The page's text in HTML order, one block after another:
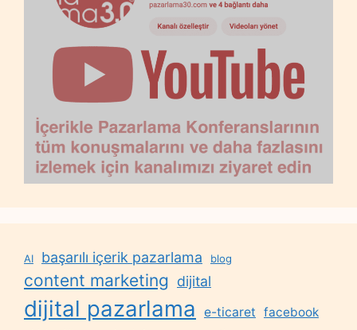
AI başarılı içerik pazarlama blog
content marketing dijital
dijital pazarlama e-ticaret facebook